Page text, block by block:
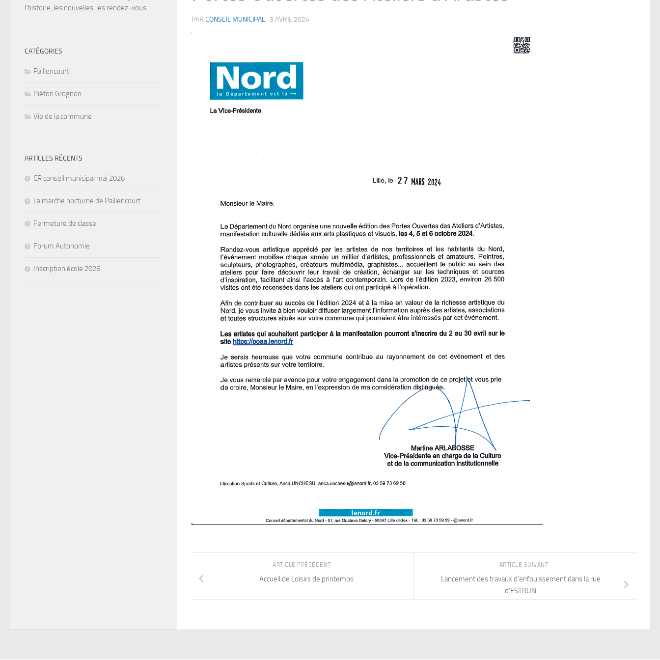
PAR CONSEIL MUNICIPAL · 3 AVRIL 2024
ARTICLE SUIVANT
Lancement des travaux d’enfouissement dans la rue
d’ESTRUN
ARTICLE PRÉCÉDENT
Accueil de Loisirs de printemps
l’histoire, les nouvelles, les rendez-vous…
CATÉGORIES
Paillencourt
Piéton Grognon
Vie de la commune
ARTICLES RÉCENTS
CR conseil municipal mai 2026
La marche nocturne de Paillencourt
Fermeture de classe
Forum Autonomie
Inscription école 2026